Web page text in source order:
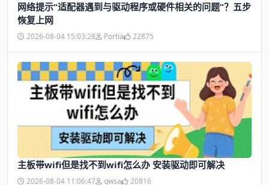
网络提示“适配器遇到与驱动程序或硬件相关的问题”？五步
恢复上网
2026-08-04 15:03:28 Portia 22875
主板带wifi但是找不到wifi怎么办 安装驱动即可解决
2026-08-04 11:06:47 qwsa 20816